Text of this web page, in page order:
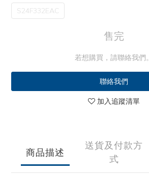
S24F332EAC
售完
若想購買，請聯絡我們。
聯絡我們
加入追蹤清單
商品描述
送貨及付款方
式